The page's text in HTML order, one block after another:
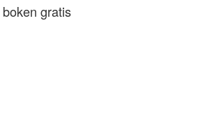
gratis